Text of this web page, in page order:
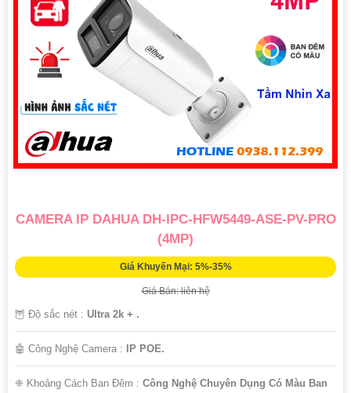
CAMERA IP DAHUA DH-IPC-HFW5449-ASE-PV-PRO
(4MP)
Giá Khuyến Mại: 5%-35%
Giá Bán: liên hệ
🦉 Độ sắc nét : Ultra 2k + .
🤖️ Công Nghệ Camera : IP POE.
❈ Khoảng Cách Ban Đêm : Công Nghệ Chuyên Dụng Có Màu Ban